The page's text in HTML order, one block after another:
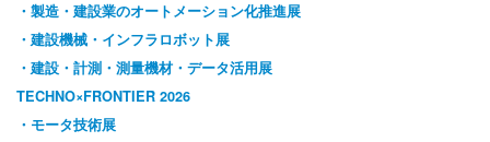
・製造・建設業のオートメーション化推進展
・建設機械・インフラロボット展
・建設・計測・測量機材・データ活用展
TECHNO×FRONTIER 2026
・モータ技術展